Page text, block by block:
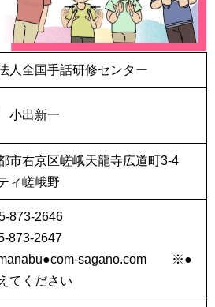
人全国手話研修センター
小出新一
市右京区嵯峨天龍寺広道町3-4
ィ嵯峨野
873-2646
873-2647
manabu●com-sagano.com ※●
てください